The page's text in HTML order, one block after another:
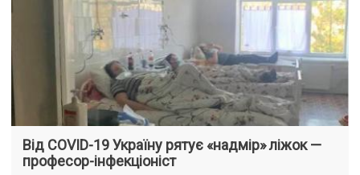
Від COVID-19 Україну рятує «надмір» ліжок —
професор-інфекціоніст